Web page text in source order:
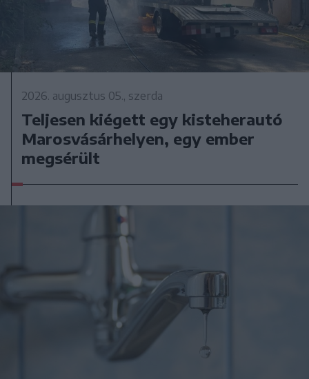
2026. augusztus 05., szerda
Teljesen kiégett egy kisteherautó
Marosvásárhelyen, egy ember
megsérült